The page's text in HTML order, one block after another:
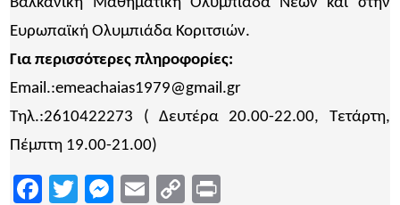
Ευρωπαϊκή Ολυμπιάδα Κοριτσιών.
Για περισσότερες πληροφορίες:
Email.:emeachaias1979@gmail.gr
Τηλ.:2610422273 ( Δευτέρα 20.00-22.00, Τετάρτη,
Πέμπτη 19.00-21.00)
Facebook
TwitterMessenger
EmailCopy